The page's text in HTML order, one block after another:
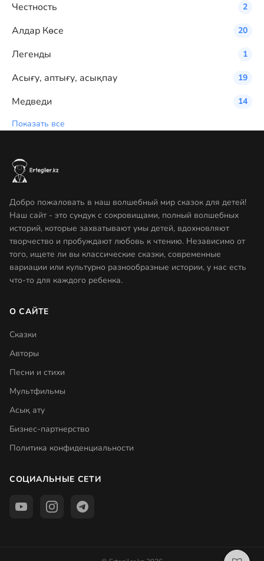
Честность 2
Алдар Көсе 20
Легенды 1
Асығу, аптығу, асықпау 19
Медведи
14
Показать все
Добро пожаловать в наш волшебный мир сказок для детей!
Наш сайт - это сундук с сокровищами, полный волшебных
историй, которые захватывают умы детей, вдохновляют
творчество и пробуждают любовь к чтению. Независимо от
того, ищете ли вы классические сказки, современные
вариации или культурно разнообразные истории, у нас есть
что-то для каждого ребенка.
О САЙТЕ
Сказки
Авторы
Песни и стихи
Мультфильмы
Асық ату
Бизнес-партнерство
Политика конфиденциальности
СОЦИАЛЬНЫЕ СЕТИ